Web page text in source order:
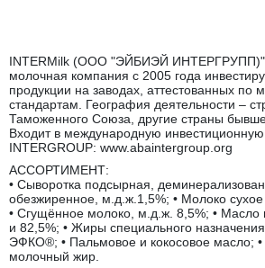
INTERMilk (ООО "ЭЙБИЭЙ
молочная компания с 2005 года
продукции на заводах, аттестованных по
стандартам. География деятельности –
Таможенного Союза, другие страны
Входит в международную инвестиционную
INTERGROUP: www.abaintergroup.org
АССОРТИМЕНТ:
• Сыворотка подсырная,
обезжиренное, м.д.ж.1,5%; • Молоко
• Сгущённое молоко, м.д.ж. 8,5%; • Масло
и 82,5%; • Жиры специального
ЭФКО®; • Пальмовое и кокосовое масло;
молочный жир.